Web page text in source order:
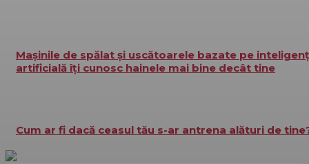
Mașinile de spălat și uscătoarele bazate pe
artificială îți cunosc hainele mai bine decât tine
Cum ar fi dacă ceasul tău s-ar antrena alături de